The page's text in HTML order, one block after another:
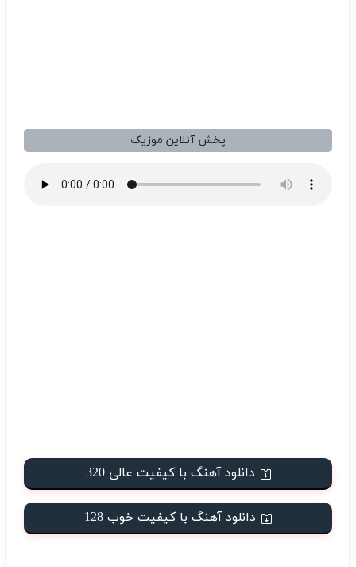
پخش آنلاین موزیک
دانلود آهنگ با کیفیت عالی 320
دانلود آهنگ با کیفیت خوب 128